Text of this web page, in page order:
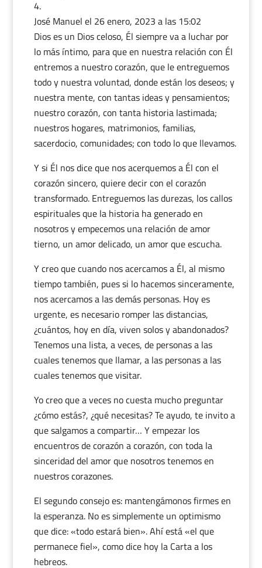
José Manuel el 26 enero, 2023 a las 15:02
Dios es un Dios celoso, Él siempre va a luchar por
lo más íntimo, para que en nuestra relación con Él
entremos a nuestro corazón, que le entreguemos
todo y nuestra voluntad, donde están los deseos; y
nuestra mente, con tantas ideas y pensamientos;
nuestro corazón, con tanta historia lastimada;
nuestros hogares, matrimonios, familias,
sacerdocio, comunidades; con todo lo que llevamos.
Y si Él nos dice que nos acerquemos a Él con el
corazón sincero, quiere decir con el corazón
transformado. Entreguemos las durezas, los callos
espirituales que la historia ha generado en
nosotros y empecemos una relación de amor
tierno, un amor delicado, un amor que escucha.
Y creo que cuando nos acercamos a Él, al mismo
tiempo también, pues si lo hacemos sinceramente,
nos acercamos a las demás personas. Hoy es
urgente, es necesario romper las distancias,
¿cuántos, hoy en día, viven solos y abandonados?
Tenemos una lista, a veces, de personas a las
cuales tenemos que llamar, a las personas a las
cuales tenemos que visitar.
Yo creo que a veces no cuesta mucho preguntar
¿cómo estás?, ¿qué necesitas? Te ayudo, te invito a
que salgamos a compartir… Y empezar los
encuentros de corazón a corazón, con toda la
sinceridad del amor que nosotros tenemos en
nuestros corazones.
El segundo consejo es: mantengámonos firmes en
la esperanza. No es simplemente un optimismo
que dice: «todo estará bien». Ahí está «el que
permanece fiel», como dice hoy la Carta a los
hebreos.